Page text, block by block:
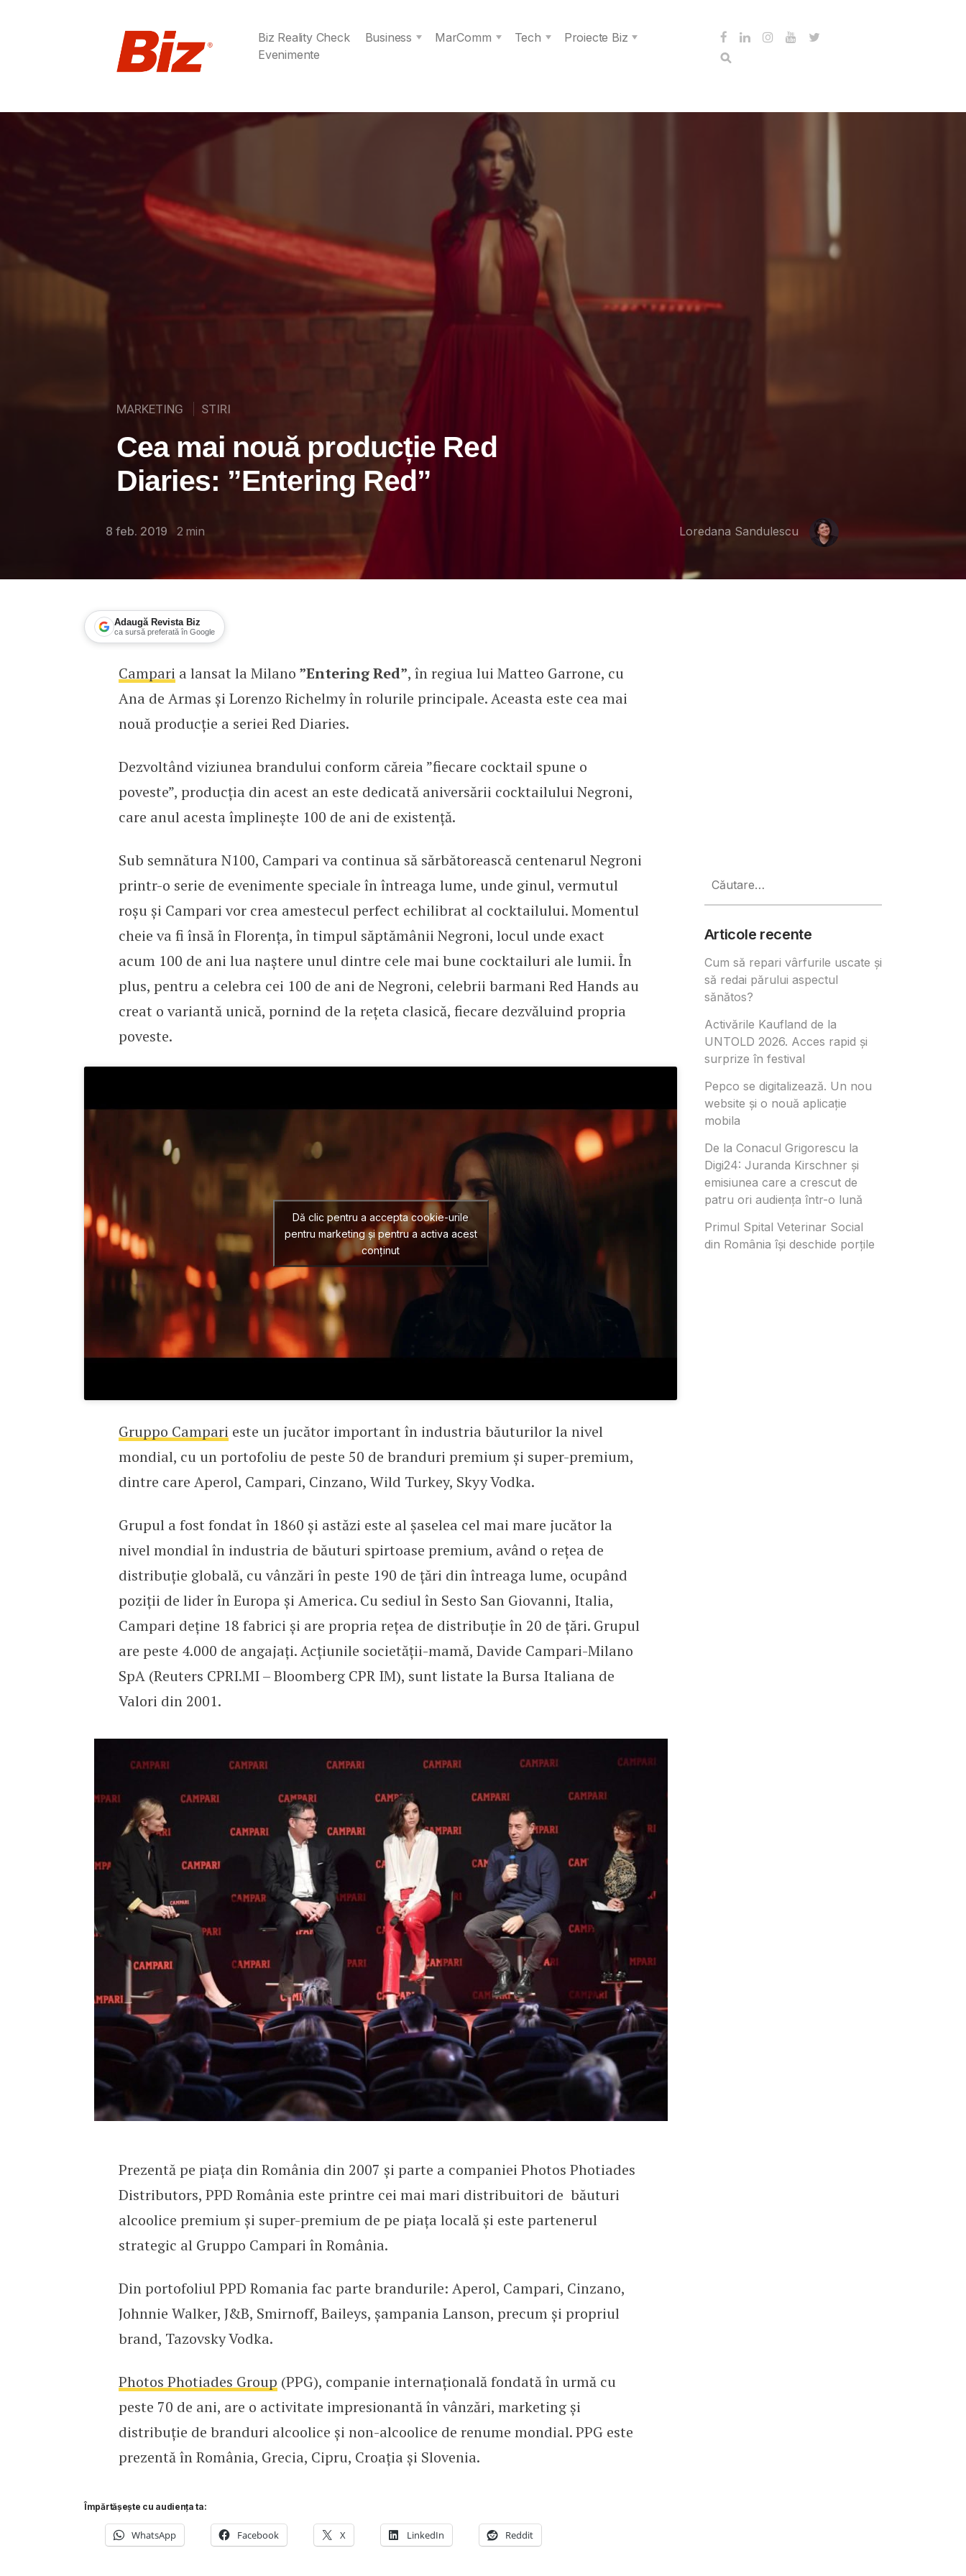
Biz Reality Check Business MarComm Tech
Proiecte Biz
Evenimente
MARKETING STIRI
Cea mai nouă producție Red
Diaries: ”Entering Red”
8 feb. 2019 2 min Loredana Sandulescu
Adaugă Revista Biz
ca sursă preferată în Google
Cea mai nouă producție Red Diaries: ”Entering Red”
Campari a lansat la Milano ”Entering Red”, în regiua lui Matteo Garrone, cu
Ana de Armas și Lorenzo Richelmy în rolurile principale. Aceasta este cea mai
nouă producție a seriei Red Diaries.
Dezvoltând viziunea brandului conform căreia ”fiecare cocktail spune o
poveste”, producția din acest an este dedicată aniversării cocktailului Negroni,
care anul acesta împlinește 100 de ani de existență.
Sub semnătura N100, Campari va continua să sărbătorească centenarul Negroni
printr-o serie de evenimente speciale în întreaga lume, unde ginul, vermutul
roșu și Campari vor crea amestecul perfect echilibrat al cocktailului. Momentul
cheie va fi însă în Florența, în timpul săptămânii Negroni, locul unde exact
acum 100 de ani lua naștere unul dintre cele mai bune cocktailuri ale lumii. În
plus, pentru a celebra cei 100 de ani de Negroni, celebrii barmani Red Hands au
creat o variantă unică, pornind de la rețeta clasică, fiecare dezvăluind propria
poveste.
Dă clic pentru a accepta cookie-urile
pentru marketing și pentru a activa acest
conținut
Gruppo Campari este un jucător important în industria băuturilor la nivel
mondial, cu un portofoliu de peste 50 de branduri premium și super-premium,
dintre care Aperol, Campari, Cinzano, Wild Turkey, Skyy Vodka.
Grupul a fost fondat în 1860 și astăzi este al șaselea cel mai mare jucător la
nivel mondial în industria de băuturi spirtoase premium, având o rețea de
distribuție globală, cu vânzări în peste 190 de țări din întreaga lume, ocupând
poziții de lider în Europa și America. Cu sediul în Sesto San Giovanni, Italia,
Campari deține 18 fabrici și are propria rețea de distribuție în 20 de țări. Grupul
are peste 4.000 de angajați. Acțiunile societății-mamă, Davide Campari-Milano
SpA (Reuters CPRI.MI – Bloomberg CPR IM), sunt listate la Bursa Italiana de
Valori din 2001.
Prezentă pe piața din România din 2007 și parte a companiei Photos Photiades
Distributors, PPD România este printre cei mai mari distribuitori de băuturi
alcoolice premium și super-premium de pe piața locală şi este partenerul
strategic al Gruppo Campari în România.
Din portofoliul PPD Romania fac parte brandurile: Aperol, Campari, Cinzano,
Johnnie Walker, J&B, Smirnoff, Baileys, şampania Lanson, precum și propriul
brand, Tazovsky Vodka.
Photos Photiades Group (PPG), companie internațională fondată în urmă cu
peste 70 de ani, are o activitate impresionantă în vânzări, marketing și
distribuție de branduri alcoolice și non-alcoolice de renume mondial. PPG este
prezentă în România, Grecia, Cipru, Croația și Slovenia.
Împărtășește cu audiența ta:
WhatsApp Facebook X LinkedIn Reddit
după:
Articole recente
Cum să repari vârfurile uscate și
să redai părului aspectul
sănătos?
Activările Kaufland de la
UNTOLD 2026. Acces rapid și
surprize în festival
Pepco se digitalizează. Un nou
website și o nouă aplicație
mobila
De la Conacul Grigorescu la
Digi24: Juranda Kirschner și
emisiunea care a crescut de
patru ori audiența într-o lună
Primul Spital Veterinar Social
din România își deschide porțile